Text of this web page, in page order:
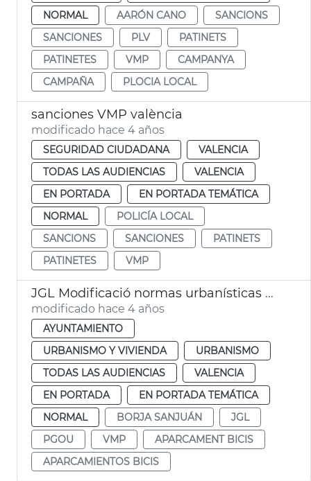
NORMAL
AARÓN CANO
SANCIONS
SANCIONES
PLV
PATINETS
PATINETES
VMP
CAMPANYA
CAMPAÑA
PLOCIA LOCAL
sanciones VMP valència
modificado hace 4 años
SEGURIDAD CIUDADANA
VALENCIA
TODAS LAS AUDIENCIAS
VALENCIA
EN PORTADA
EN PORTADA TEMÁTICA
NORMAL
POLICÍA LOCAL
SANCIONS
SANCIONES
PATINETS
PATINETES
VMP
JGL Modificació normas urbanísticas movilidad sostenible
modificado hace 4 años
AYUNTAMIENTO
URBANISMO Y VIVIENDA
URBANISMO
TODAS LAS AUDIENCIAS
VALENCIA
EN PORTADA
EN PORTADA TEMÁTICA
NORMAL
BORJA SANJUÁN
JGL
PGOU
VMP
APARCAMENT BICIS
APARCAMIENTOS BICIS